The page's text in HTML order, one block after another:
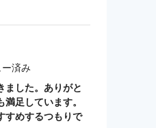
済み
ました。ありがと
足しています。
すめするつもりで